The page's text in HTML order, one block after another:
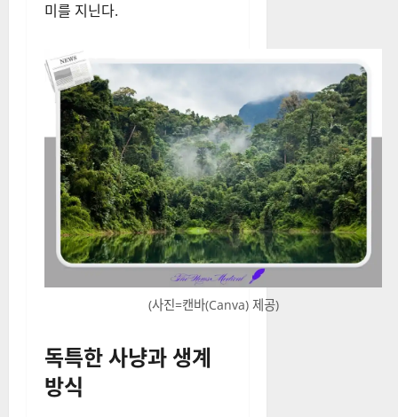
미를 지닌다.
(사진=캔바(Canva) 제공)
독특한 사냥과 생계
방식